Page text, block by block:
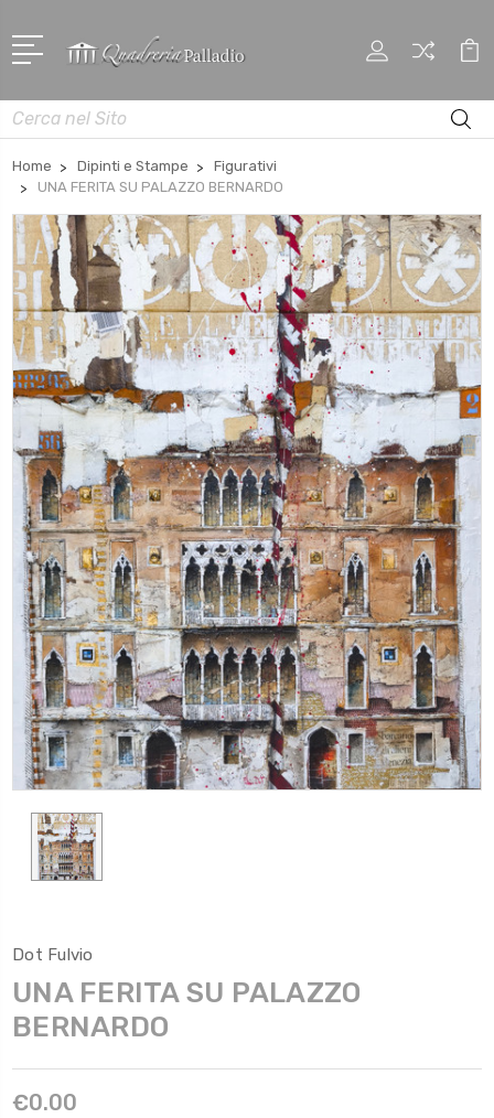
Cerca
Home Dipinti e Stampe
Figurativi
UNA FERITA SU PALAZZO BERNARDO
Dot Fulvio
UNA FERITA SU PALAZZO
BERNARDO
€0.00